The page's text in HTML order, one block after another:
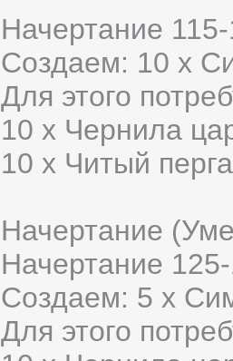
Начертание
Создаем: 10 х
Для этого
10 x Чернила
10 x Читый
Начертание
Начертание
Создаем: 5 х
Для этого